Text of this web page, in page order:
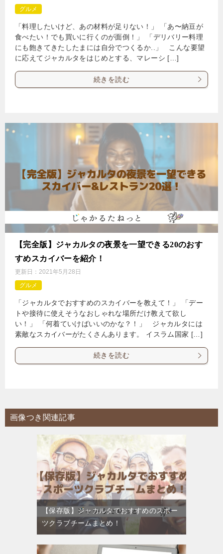
グルメ
「料理したいけど、あの材料が足りない！」 「あ〜納豆が
食べたい！でも買いに行くのが面倒！」 「デリバリー料理
にも飽きてきたしたまには自分でつくるか..」 こんな要望
に応えてジャカルタをはじめとする、マレーシ […]
続きを読む
【完全版】ジャカルタの夜景を一望できる20のおす
すめスカイバーを紹介！
更新日： 2021年5月28日
グルメ
「ジャカルタでおすすめのスカイバーを教えて！」 「デー
トや接待に使えそうなおしゃれな場所だけ教えて欲し
い！」 「何着ていけばいいのかな？！」 ジャカルタには
素敵なスカイバーがたくさんあります。 イスラム国家 […]
続きを読む
画像つき関連記事
【保存版】ジャカルタでおすすめのスポー
ツクラブチームまとめ！